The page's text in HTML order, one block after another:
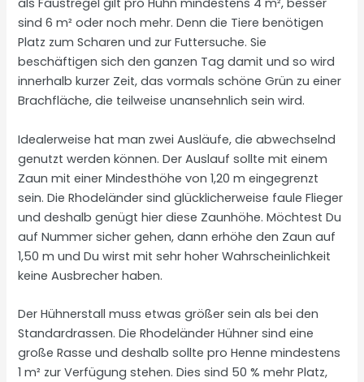
als Faustregel gilt pro Huhn mindestens 4 m², besser
sind 6 m² oder noch mehr. Denn die Tiere benötigen
Platz zum Scharen und zur Futtersuche. Sie
beschäftigen sich den ganzen Tag damit und so wird
innerhalb kurzer Zeit, das vormals schöne Grün zu einer
Brachfläche, die teilweise unansehnlich sein wird.
Idealerweise hat man zwei Ausläufe, die abwechselnd
genutzt werden können. Der Auslauf sollte mit einem
Zaun mit einer Mindesthöhe von 1,20 m eingegrenzt
sein. Die Rhodeländer sind glücklicherweise faule Flieger
und deshalb genügt hier diese Zaunhöhe. Möchtest Du
auf Nummer sicher gehen, dann erhöhe den Zaun auf
1,50 m und Du wirst mit sehr hoher Wahrscheinlichkeit
keine Ausbrecher haben.
Der Hühnerstall muss etwas größer sein als bei den
Standardrassen. Die Rhodeländer Hühner sind eine
große Rasse und deshalb sollte pro Henne mindestens
1 m² zur Verfügung stehen. Dies sind 50 % mehr Platz,